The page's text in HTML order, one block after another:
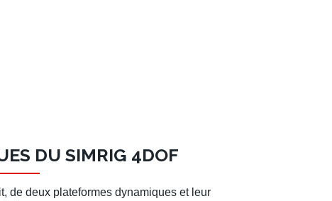
DU SIMRIG 4DOF
, de deux plateformes dynamiques et leur